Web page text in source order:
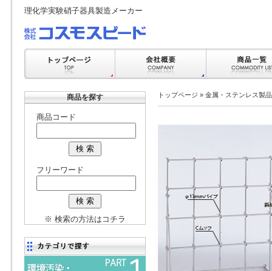
理化学実験硝子器具製造メーカー
商品を探す
商品コード
フリーワード
※ 検索の方法はコチラ
トップページ » 金属・ステンレス製品